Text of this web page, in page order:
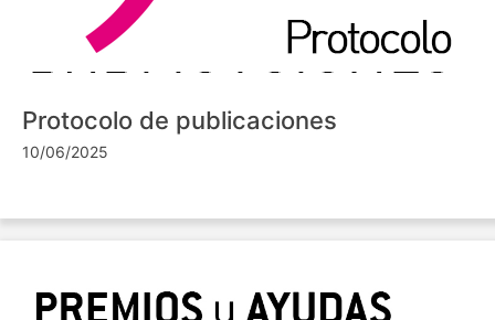
Protocolo de publicaciones
10/06/2025